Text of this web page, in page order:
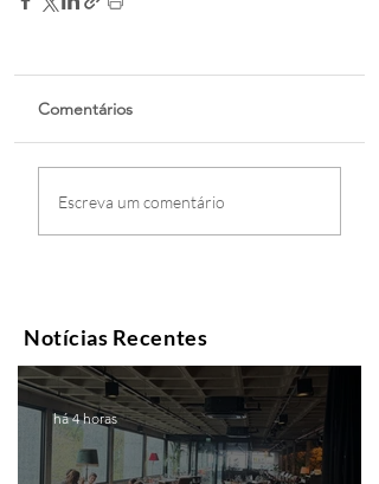
Comentários
Escreva um comentário
Notícias Recentes
há 4 horas